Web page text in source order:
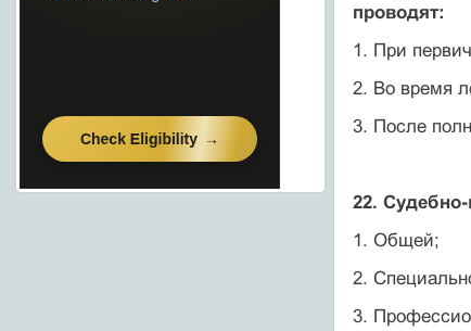
проводят:
1. При
2. Во время
3. После
22. Судебно-
1. Общей;
2.
3.